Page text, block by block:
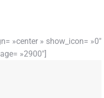
»center » show_icon= »0″
»2900″]